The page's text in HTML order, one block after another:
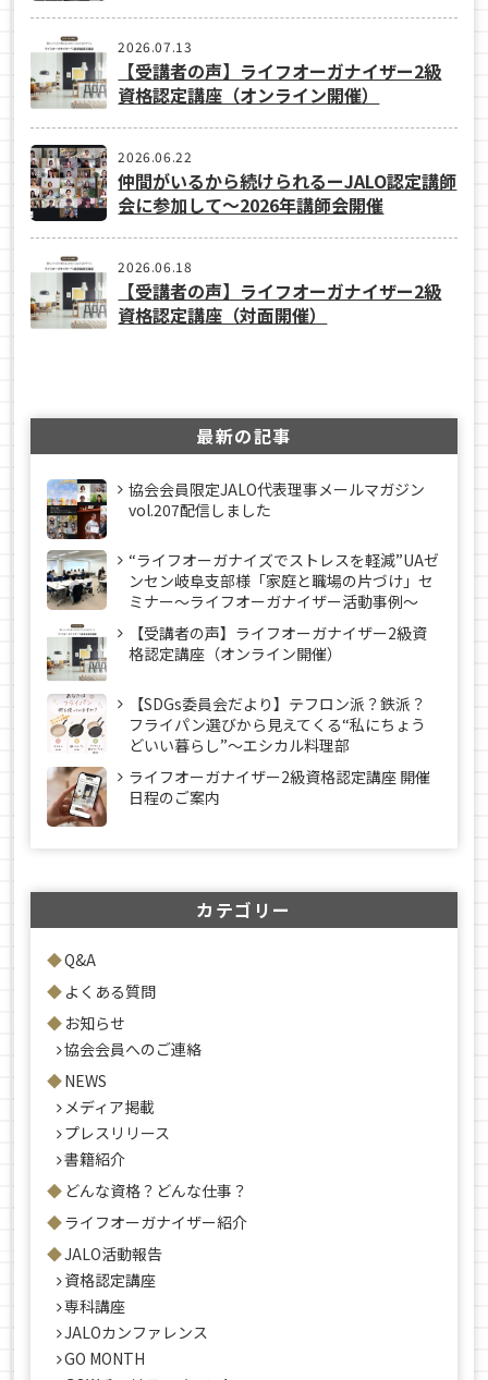
2026.07.13
【受講者の声】ライフオーガナイザー2級
資格認定講座（オンライン開催）
2026.06.22
仲間がいるから続けられるーJALO認定講師
会に参加して～2026年講師会開催
2026.06.18
【受講者の声】ライフオーガナイザー2級
資格認定講座（対面開催）
最新の記事
協会会員限定JALO代表理事メールマガジン
vol.207配信しました
“ライフオーガナイズでストレスを軽減”UAゼ
ンセン岐阜支部様「家庭と職場の片づけ」セ
ミナー～ライフオーガナイザー活動事例〜
【受講者の声】ライフオーガナイザー2級資
格認定講座（オンライン開催）
【SDGs委員会だより】テフロン派？鉄派？
フライパン選びから見えてくる“私にちょう
どいい暮らし”～エシカル料理部
ライフオーガナイザー2級資格認定講座 開催
日程のご案内
カテゴリー
Q&A
よくある質問
お知らせ
協会会員へのご連絡
NEWS
メディア掲載
プレスリリース
書籍紹介
どんな資格？どんな仕事？
ライフオーガナイザー紹介
JALO活動報告
資格認定講座
専科講座
JALOカンファレンス
GO MONTH